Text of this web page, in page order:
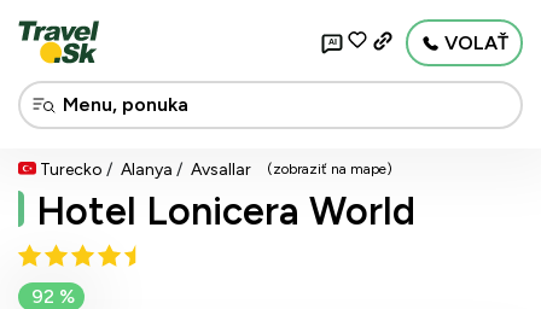
AI VOLAŤ
Turecko Alanya Avsallar (zobraziť na mape)
Hotel Lonicera World
92 %